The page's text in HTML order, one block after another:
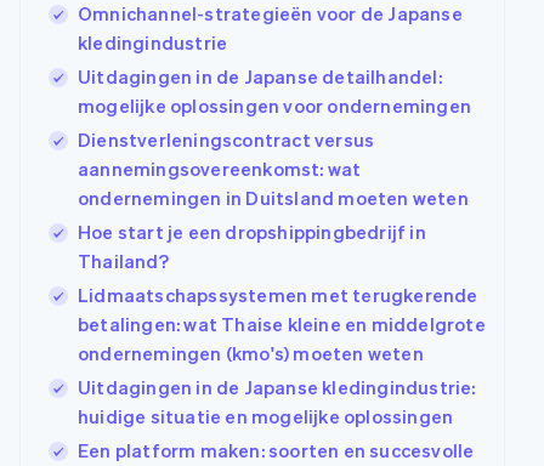
Omnichannel-strategieën voor de Japanse
kledingindustrie
Uitdagingen in de Japanse detailhandel:
mogelijke oplossingen voor ondernemingen
Dienstverleningscontract versus
aannemingsovereenkomst: wat
ondernemingen in Duitsland moeten weten
Hoe start je een dropshippingbedrijf in
Thailand?
Lidmaatschapssystemen met terugkerende
betalingen: wat Thaise kleine en middelgrote
ondernemingen (kmo's) moeten weten
Uitdagingen in de Japanse kledingindustrie:
huidige situatie en mogelijke oplossingen
Een platform maken: soorten en succesvolle